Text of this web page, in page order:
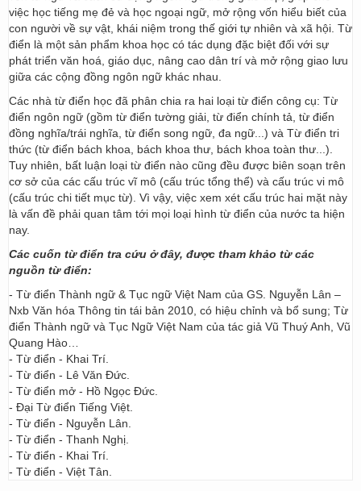
việc học tiếng mẹ đẻ và học ngoại ngữ, mở rộng vốn hiểu biết của
con người về sự vật, khái niệm trong thế giới tự nhiên và xã hội. Từ
điển là một sản phẩm khoa học có tác dụng đặc biệt đối với sự
phát triển văn hoá, giáo dục, nâng cao dân trí và mở rộng giao lưu
giữa các cộng đồng ngôn ngữ khác nhau.
Các nhà từ điển học đã phân chia ra hai loại từ điển công cụ: Từ
điển ngôn ngữ (gồm từ điển tường giải, từ điển chính tả, từ điển
đồng nghĩa/trái nghĩa, từ điển song ngữ, đa ngữ...) và Từ điển tri
thức (từ điển bách khoa, bách khoa thư, bách khoa toàn thư...).
Tuy nhiên, bất luận loại từ điển nào cũng đều được biên soạn trên
cơ sở của các cấu trúc vĩ mô (cấu trúc tổng thể) và cấu trúc vi mô
(cấu trúc chi tiết mục từ). Vì vậy, việc xem xét cấu trúc hai mặt này
là vấn đề phải quan tâm tới mọi loại hình từ điển của nước ta hiện
nay.
Các cuốn từ điển tra cứu ở đây, được tham khảo từ các
nguồn từ điển:
- Từ điển Thành ngữ & Tục ngữ Việt Nam của GS. Nguyễn Lân –
Nxb Văn hóa Thông tin tái bản 2010, có hiệu chỉnh và bổ sung; Từ
điển Thành ngữ và Tục Ngữ Việt Nam của tác giả Vũ Thuý Anh, Vũ
Quang Hào…
- Từ điển - Khai Trí.
- Từ điển - Lê Văn Đức.
- Từ điển mở - Hồ Ngọc Đức.
- Đại Từ điển Tiếng Việt.
- Từ điển - Nguyễn Lân.
- Từ điển - Thanh Nghị.
- Từ điển - Khai Trí.
- Từ điển - Việt Tân.